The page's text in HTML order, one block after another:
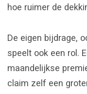
hoe ruimer de
De eigen bijdrage,
speelt ook een rol.
maandelijkse
claim zelf een